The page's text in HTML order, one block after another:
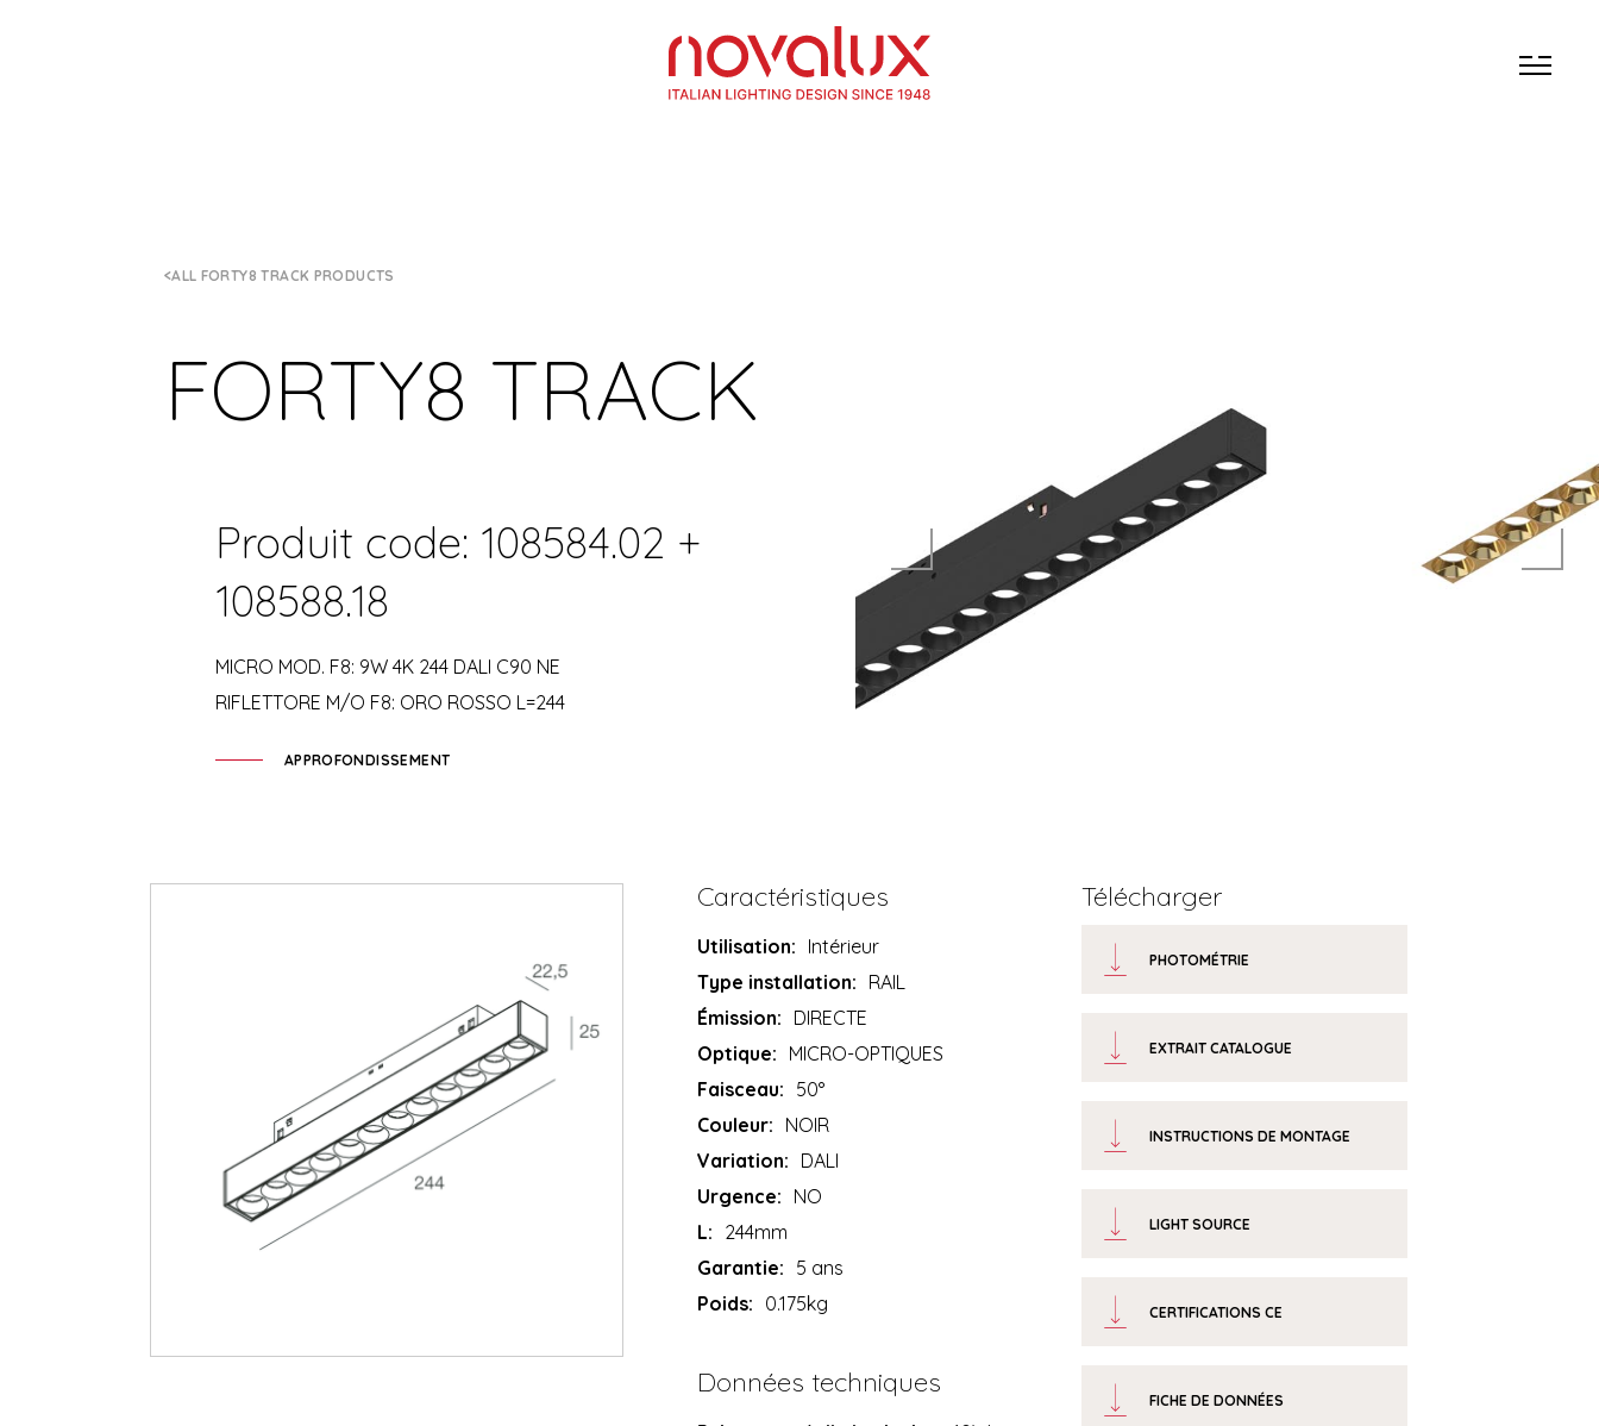
ALL FORTY8 TRACK PRODUCTS
FORTY8 TRACK
Produit code: 108584.02 +
108588.18
MICRO MOD. F8: 9W 4K 244 DALI C90 NE
RIFLETTORE M/O F8: ORO ROSSO L=244
APPROFONDISSEMENT
Caractéristiques
Utilisation: Intérieur
Type installation: RAIL
Émission: DIRECTE
Optique: MICRO-OPTIQUES
Faisceau: 50°
Couleur: NOIR
Variation: DALI
Urgence: NO
L: 244mm
Garantie: 5 ans
Poids: 0.175kg
Données techniques
Télécharger
PHOTOMÉTRIE
EXTRAIT CATALOGUE
INSTRUCTIONS DE MONTAGE
LIGHT SOURCE
CERTIFICATIONS CE
FICHE DE DONNÉES